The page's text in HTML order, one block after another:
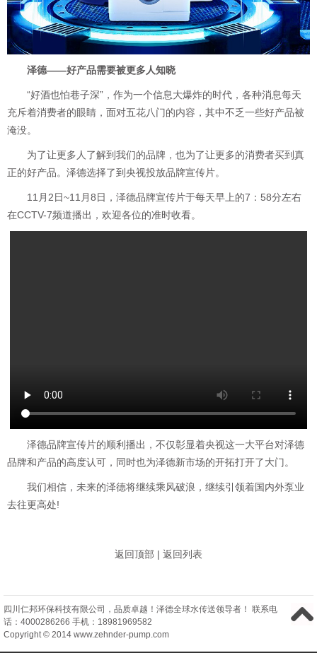
泽德——好产品需要被更多人知晓
“好酒也怕巷子深”，作为一个信息大爆炸的时代，各种消息每天
充斥着消费者的眼睛，面对五花八门的内容，其中不乏一些好产品被
淹没。
为了让更多人了解到我们的品牌，也为了让更多的消费者买到真
正的好产品。泽德选择了到央视投放品牌宣传片。
11月2日~11月8日，泽德品牌宣传片于每天早上的7：58分左右
在CCTV-7频道播出，欢迎各位的准时收看。
泽德品牌宣传片的顺利播出，不仅彰显着央视这一大平台对泽德
品牌和产品的高度认可，同时也为泽德新市场的开拓打开了大门。
我们相信，未来的泽德将继续乘风破浪，继续引领着国内外泵业
去往更高处!
返回顶部 | 返回列表
四川仁邦环保科技有限公司 ，品质卓越！泽德全球水传送领导者！ 联系电
话： 4000286266 手机： 18981969582
Copyright © 2014 www.zehnder-pump.com